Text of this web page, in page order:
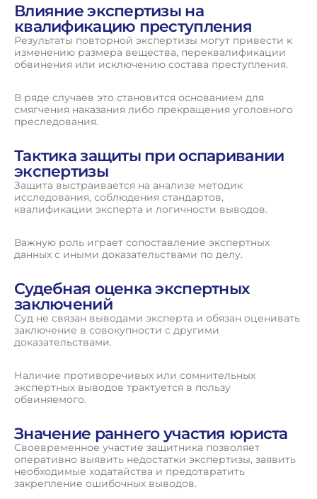
Влияние экспертизы на
квалификацию преступления
Результаты повторной экспертизы могут привести к
изменению размера вещества, переквалификации
обвинения или исключению состава преступления.
В ряде случаев это становится основанием для
смягчения наказания либо прекращения уголовного
преследования.
Тактика защиты при оспаривании
экспертизы
Защита выстраивается на анализе методик
исследования, соблюдения стандартов,
квалификации эксперта и логичности выводов.
Важную роль играет сопоставление экспертных
данных с иными доказательствами по делу.
Судебная оценка экспертных
заключений
Суд не связан выводами эксперта и обязан оценивать
заключение в совокупности с другими
доказательствами.
Наличие противоречивых или сомнительных
экспертных выводов трактуется в пользу
обвиняемого.
Значение раннего участия юриста
Своевременное участие защитника позволяет
оперативно выявить недостатки экспертизы, заявить
необходимые ходатайства и предотвратить
закрепление ошибочных выводов.